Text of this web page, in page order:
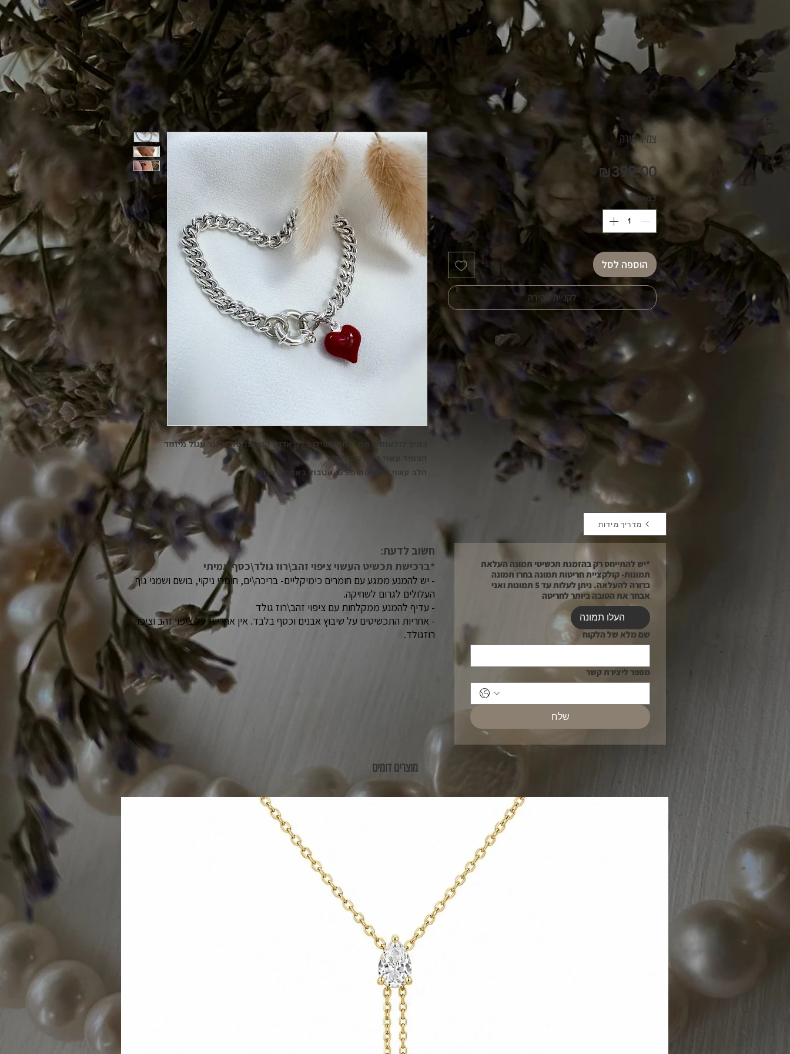
צמיד לולאות 5 ממ רוחב בשילוב לב אדום קטן מנופח וסוגר עגול מיוחד
הצמיד עשוי כסף טהור 925
הלב עשוי כסף טהור 925 הטבול באמייל אדום
צמיד שירה
₪399.00מחיר
כמות *
הוספה לסל
לקנייה מהירה
מדריך מידות
חשוב לדעת:​
*ברכישת תכשיט העשוי ציפוי זהב\רוז גולד\כסף אמיתי
- יש להמנע ממגע עם חומרים כימיקליים- בריכה\ים, חומרי ניקוי, בושם ושמני גוף
העלולים לגרום לשחיקה.
- עדיף להמנע ממקלחות עם ציפוי זהב\רוז גולד
- אחריות התכשיטים על שיבוץ אבנים וכסף בלבד. אין אחריות על ציפוי זהב וציפוי
רוזגולד.
*יש להתייחס רק בהזמנת תכשיטי תמונה העלאת
תמונות- קולקציית חריטות תמונה בחרו תמונה
ברורה להעלאה. ניתן לעלות עד 5 תמונות ואני
אבחר את הטובה ביותר לחריטה
העלו תמונה
שם מלא של הלקוח
מספר ליצירת קשר
שלח
מוצרים דומים